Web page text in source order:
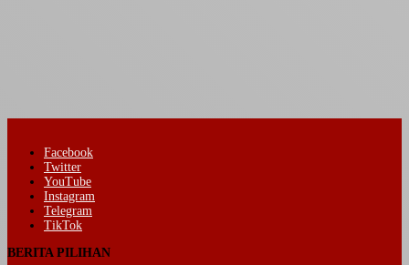
Facebook
Twitter
YouTube
Instagram
Telegram
TikTok
BERITA PILIHAN